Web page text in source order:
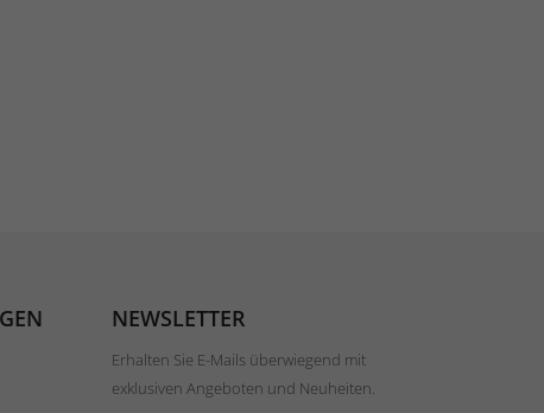
NEWSLETTER
Erhalten Sie E-Mails überwiegend mit
exklusiven Angeboten und Neuheiten.